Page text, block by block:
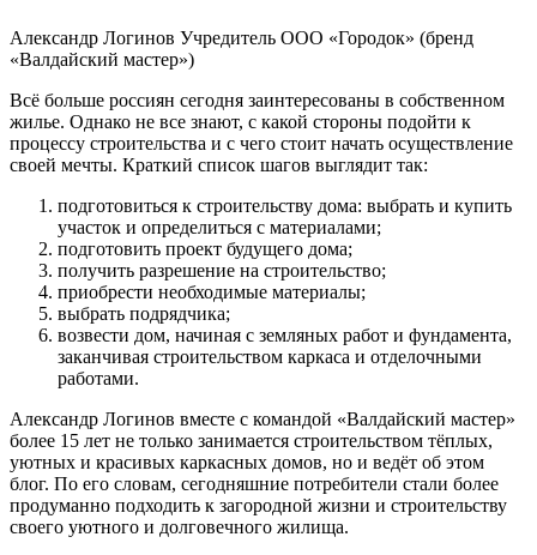
Александр Логинов Учредитель ООО «Городок» (бренд
«Валдайский мастер»)
Всё больше россиян сегодня заинтересованы в собственном
жилье. Однако не все знают, с какой стороны подойти к
процессу строительства и с чего стоит начать осуществление
своей мечты. Краткий список шагов выглядит так:
подготовиться к строительству дома: выбрать и купить
участок и определиться с материалами;
подготовить проект будущего дома;
получить разрешение на строительство;
приобрести необходимые материалы;
выбрать подрядчика;
возвести дом, начиная с земляных работ и фундамента,
заканчивая строительством каркаса и отделочными
работами.
Александр Логинов вместе с командой «Валдайский мастер»
более 15 лет не только занимается строительством тёплых,
уютных и красивых каркасных домов, но и ведёт об этом
блог. По его словам, сегодняшние потребители стали более
продуманно подходить к загородной жизни и строительству
своего уютного и долговечного жилища.